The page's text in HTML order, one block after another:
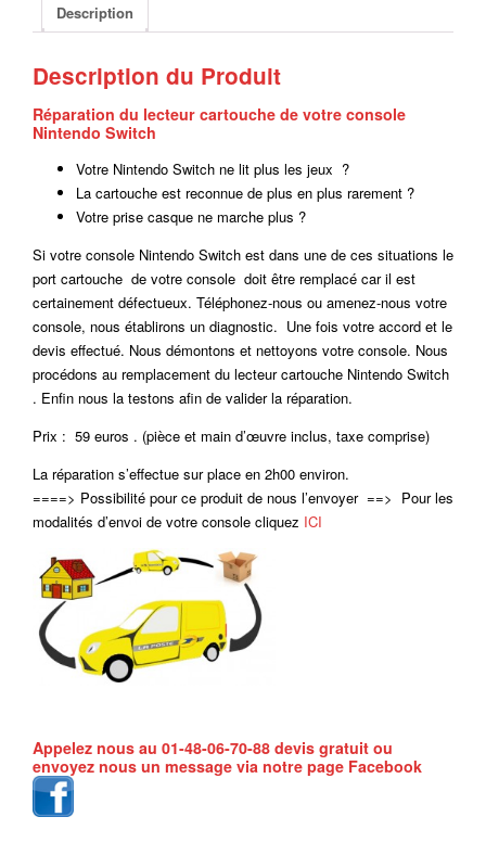
Description
Description du Produit
Réparation du lecteur cartouche de votre console
Nintendo Switch
Votre Nintendo Switch ne lit plus les jeux ?
La cartouche est reconnue de plus en plus rarement ?
Votre prise casque ne marche plus ?
Si votre console Nintendo Switch est dans une de ces situations le
port cartouche de votre console doit être remplacé car il est
certainement défectueux. Téléphonez-nous ou amenez-nous votre
console, nous établirons un diagnostic. Une fois votre accord et le
devis effectué. Nous démontons et nettoyons votre console. Nous
procédons au remplacement du lecteur cartouche Nintendo Switch
. Enfin nous la testons afin de valider la réparation.
Prix : 59 euros . (pièce et main d’œuvre inclus, taxe comprise)
La réparation s’effectue sur place en 2h00 environ.
====> Possibilité pour ce produit de nous l’envoyer ==> Pour les
modalités d’envoi de votre console cliquez ICI
Appelez nous au 01-48-06-70-88 devis gratuit ou
envoyez nous un message via notre page Facebook